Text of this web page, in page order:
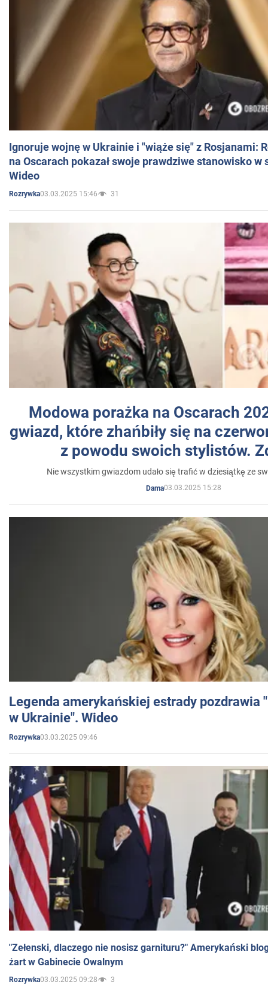
Ignoruje wojnę w Ukrainie i "wiąże się" z Rosjanami:
na Oscarach pokazał swoje prawdziwe stanowisko w
Wideo
Rozrywka03.03.2025 15:46 31
Modowa porażka na Oscarach
gwiazd, które zhańbiły się na
z powodu swoich stylistów.
Nie wszystkim gwiazdom udało się trafić w dziesiątkę ze
Dama03.03.2025 15:28
Legenda amerykańskiej estrady pozdrawia
w Ukrainie". Wideo
Rozrywka03.03.2025 09:46
"Zełenski, dlaczego nie nosisz garnituru?" Amerykański
żart w Gabinecie Owalnym
Rozrywka03.03.2025 09:28 3